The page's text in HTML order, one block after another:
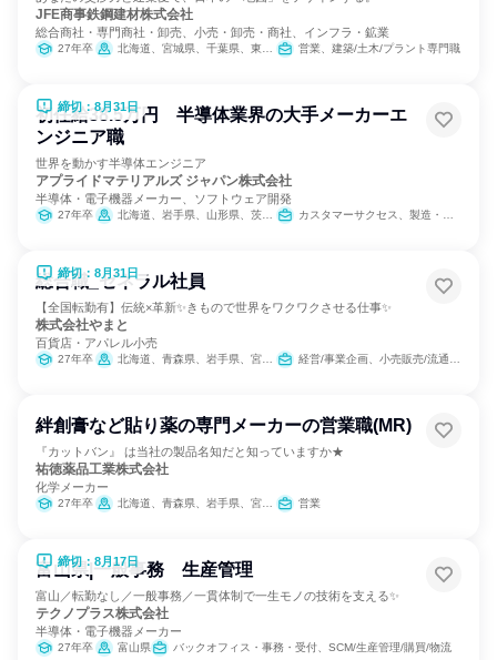
JFE商事鉄鋼建材株式会社
総合商社・専門商社・卸売、小売・卸売・商社、インフラ・鉱業
27年卒 北海道、宮城県、千葉県、東京都、神奈川県、新潟県、富山県、静岡県、愛知県、大阪府、岡山県、広島県、香川県、福岡県、鹿児島県、沖縄県 営業、建築/土木/プラント専門職
締切：8月31日
初任給38.5万円 半導体業界の大手メーカーエ
ンジニア職
世界を動かす半導体エンジニア
アプライドマテリアルズ ジャパン株式会社
半導体・電子機器メーカー、ソフトウェア開発
27年卒 北海道、岩手県、山形県、茨城県、千葉県、東京都、神奈川県、富山県、石川県、山梨県、愛知県、三重県、京都府、大阪府、広島県、佐賀県、長崎県、熊本県、大分県 カスタマーサクセス、製造・生産工程
締切：8月31日
総合職_ゼネラル社員
【全国転勤有】伝統×革新✨きもので世界をワクワクさせる仕事✨
株式会社やまと
百貨店・アパレル小売
27年卒 北海道、青森県、岩手県、宮城県、茨城県、栃木県、群馬県、埼玉県、千葉県、東京都、神奈川県、富山県、石川県、山梨県、静岡県、愛知県、京都府、大阪府、兵庫県、岡山県、広島県、香川県、高知県、福岡県、長崎県、熊本県、大分県、宮崎県、鹿児島県 経営/事業企画、小売販売/流通、営業、経理/税務/財務、人事、総務、広報/IR、クリエイティブ/デザイン職、商品企画、製造・生産工程、マーケティング・広告・宣伝、カスタマーサポート/コールセンター
絆創膏など貼り薬の専門メーカーの営業職(MR)
『カットバン』 は当社の製品名知だと知っていますか★
祐徳薬品工業株式会社
化学メーカー
27年卒 北海道、青森県、岩手県、宮城県、秋田県、山形県、福島県、茨城県、栃木県、群馬県、埼玉県、千葉県、東京都、神奈川県、新潟県、富山県、石川県、福井県、山梨県、長野県、岐阜県、静岡県、愛知県、三重県、滋賀県、京都府、大阪府、兵庫県、奈良県、和歌山県、鳥取県、島根県、岡山県、広島県、山口県、徳島県、香川県、愛媛県、高知県、福岡県、佐賀県、長崎県、熊本県、大分県、宮崎県、鹿児島県、沖縄県 営業
締切：8月17日
富山県|一般事務 生産管理
富山／転勤なし／一般事務／一貫体制で一生モノの技術を支える✨
テクノプラス株式会社
半導体・電子機器メーカー
27年卒 富山県 バックオフィス・事務・受付、SCM/生産管理/購買/物流